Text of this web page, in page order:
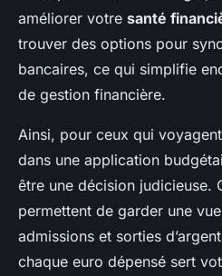
améliorer votre santé
trouver des options pour
bancaires, ce qui simplifie
de gestion financière.
Ainsi, pour ceux qui
dans une application
être une décision judicieuse.
permettent de garder une
admissions et sorties
chaque euro dépensé sert